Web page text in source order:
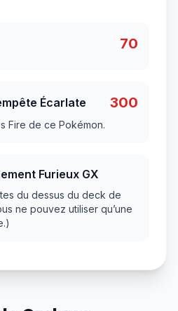
70
Écarlate 300
Fire de ce Pokémon.
Furieux GX
du dessus du deck de
ne pouvez utiliser qu’une